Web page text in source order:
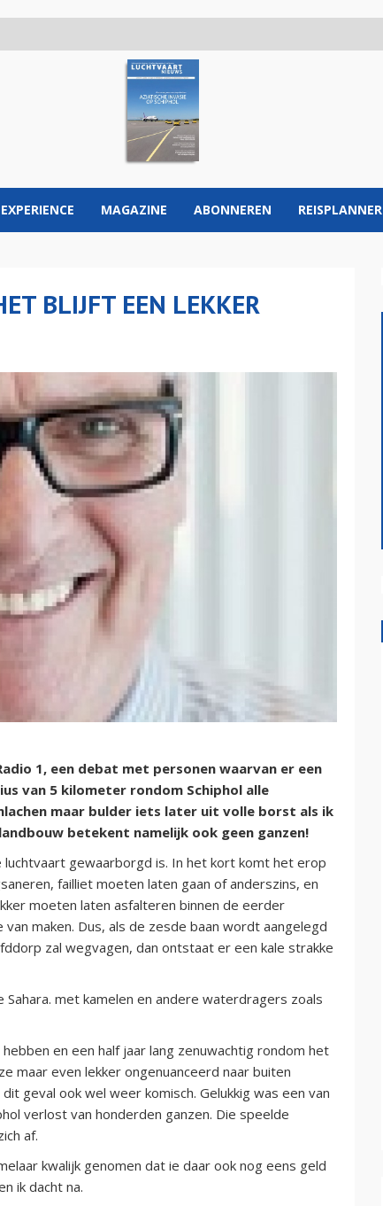
MAGAZINE ABONNEREN REISPLANNER
BLIJFT EEN LEKKER
1, een debat met personen waarvan er een
van 5 kilometer rondom Schiphol alle
maar bulder iets later uit volle borst als ik
betekent namelijk ook geen ganzen!
gewaarborgd is. In het kort komt het erop
failliet moeten laten gaan of anderszins, en
moeten laten asfalteren binnen de eerder
maken. Dus, als de zesde baan wordt aangelegd
zal wegvagen, dan ontstaat er een kale strakke
met kamelen en andere waterdragers zoals
en een half jaar lang zenuwachtig rondom het
maar even lekker ongenuanceerd naar buiten
geval ook wel weer komisch. Gelukkig was een van
verlost van honderden ganzen. Die speelde
af.
kwalijk genomen dat ie daar ook nog eens geld
ik dacht na.